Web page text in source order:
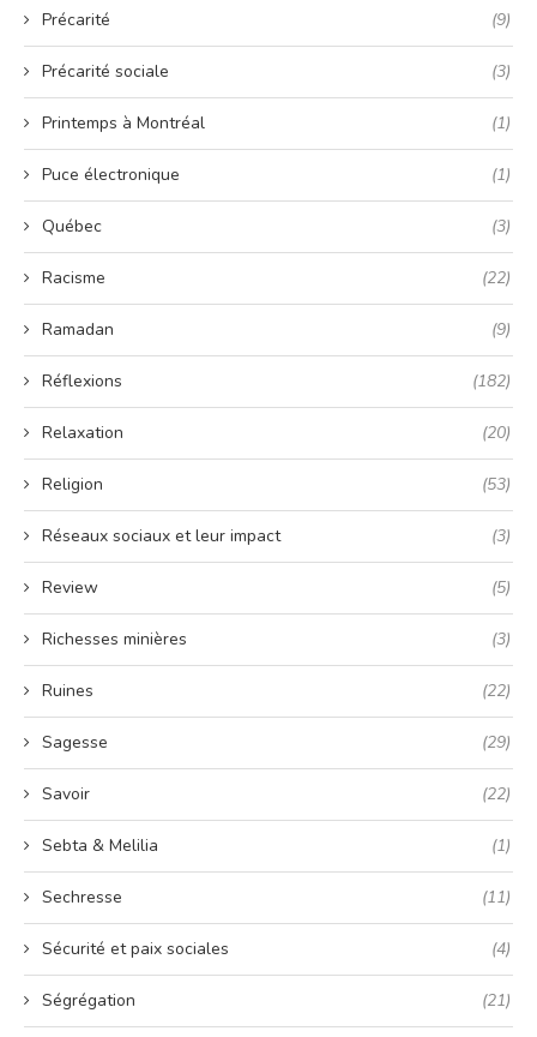
Précarité (9)
Précarité sociale (3)
Printemps à Montréal (1)
Puce électronique (1)
Québec (3)
Racisme (22)
Ramadan (9)
Réflexions (182)
Relaxation (20)
Religion (53)
Réseaux sociaux et leur impact (3)
Review (5)
Richesses minières (3)
Ruines (22)
Sagesse (29)
Savoir (22)
Sebta & Melilia (1)
Sechresse (11)
Sécurité et paix sociales (4)
Ségrégation (21)